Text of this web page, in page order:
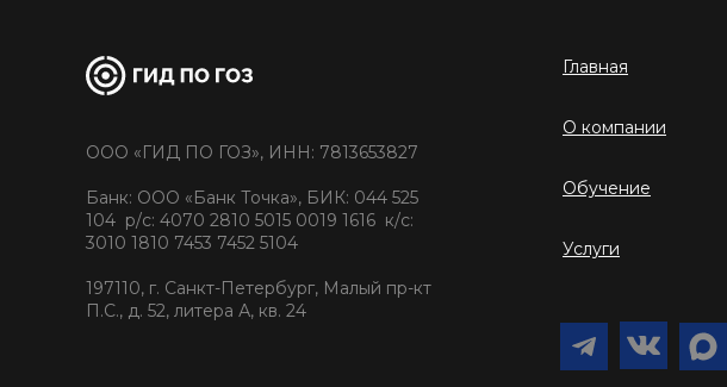
Главная
О компании
Обучение
Услуги
ООО «ГИД ПО ГОЗ», ИНН: 7813653827
Банк: ООО «Банк Точка», БИК: 044 525
104 р/с: 4070 2810 5015 0019 1616 к/с:
3010 1810 7453 7452 5104
197110, г. Санкт-Петербург, Малый пр-кт
П.С., д. 52, литера А, кв. 24